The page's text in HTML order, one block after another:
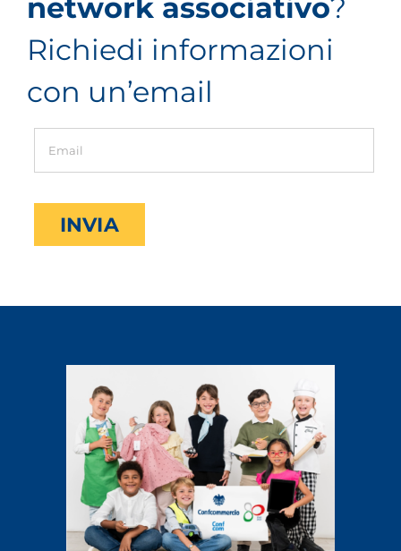
network associativo?
Richiedi informazioni
con un’email